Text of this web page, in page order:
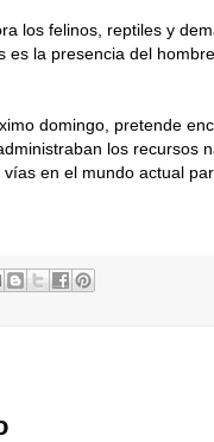
los felinos, reptiles y
es la presencia del
domingo, pretende
los recursos
en el mundo actual